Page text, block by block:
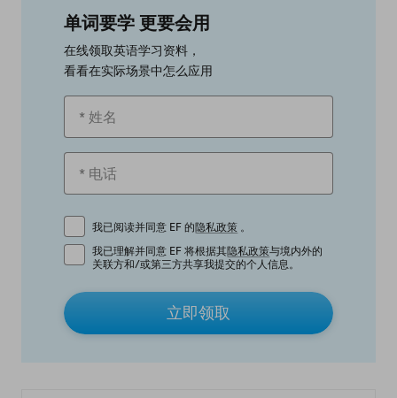
单词要学 更要会用
在线领取英语学习资料，
看看在实际场景中怎么应用
我已阅读并同意 EF 的隐私政策 。
我已理解并同意 EF 将根据其隐私政策与境内外的
关联方和/或第三方共享我提交的个人信息。
立即领取